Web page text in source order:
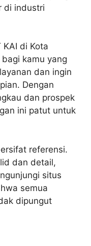
di industri
di Kota
kamu yang
dan ingin
Dengan
dan prospek
ini patut untuk
referensi.
dan detail,
situs
semua
dipungut